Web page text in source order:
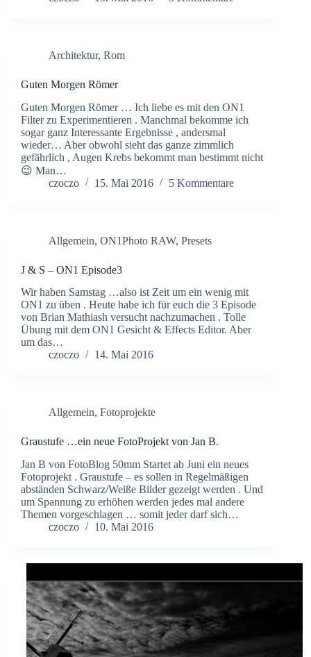
Architektur, Rom
Guten Morgen Römer
Guten Morgen Römer … Ich liebe es mit den ON1
Filter zu Experimentieren . Manchmal bekomme ich
sogar ganz Interessante Ergebnisse , andersmal
wieder… Aber obwohl sieht das ganze zimmlich
gefährlich , Augen Krebs bekommt man bestimmt nicht
😉 Man…
czoczo
15. Mai 2016 5 Kommentare
Allgemein, ON1Photo RAW, Presets
J & S – ON1 Episode3
Wir haben Samstag …also ist Zeit um ein wenig mit
ON1 zu üben . Heute habe ich für euch die 3 Episode
von Brian Mathiash versucht nachzumachen . Tolle
Übung mit dem ON1 Gesicht & Effects Editor. Aber
um das…
czoczo
14. Mai 2016
Allgemein, Fotoprojekte
Graustufe …ein neue FotoProjekt von Jan B.
Jan B von FotoBlog 50mm Startet ab Juni ein neues
Fotoprojekt . Graustufe – es sollen in Regelmäßigen
abständen Schwarz/Weiße Bilder gezeigt werden . Und
um Spannung zu erhöhen werden jedes mal andere
Themen vorgeschlagen … somit jeder darf sich…
czoczo
10. Mai 2016